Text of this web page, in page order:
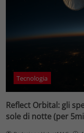
Tecnologia
Reflect Orbital: gli
sole di notte (per